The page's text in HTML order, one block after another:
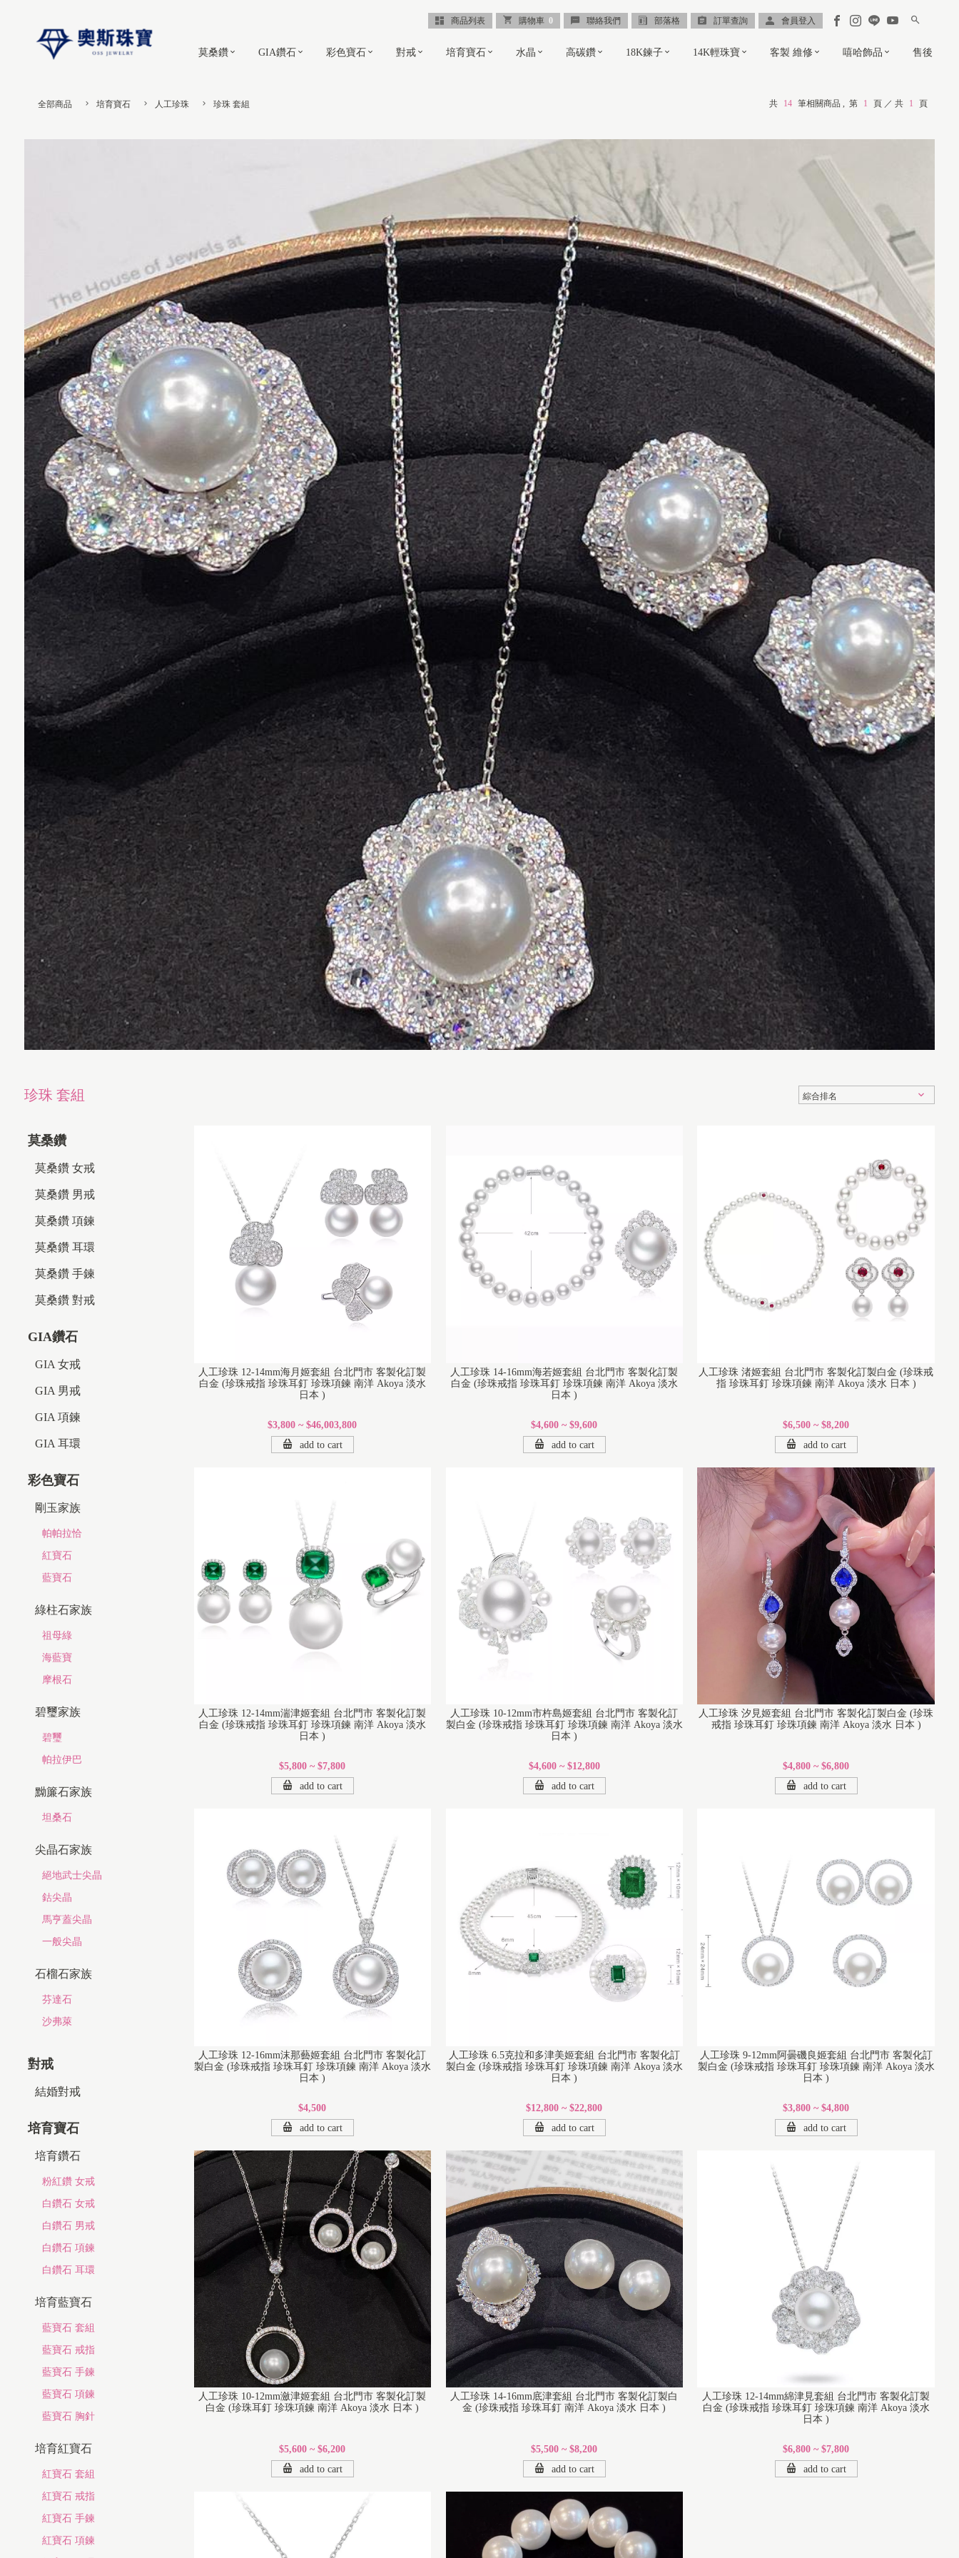
商品列表 購物車 0 聯絡我們 部落格 訂單查詢 會員登入
莫桑鑽 GIA鑽石 彩色寶石 對戒 培育寶石 水晶 高碳鑽 18K鍊子 14K輕珠寶 客製 維修 嘻哈飾品 售後
全部商品 培育寶石 人工珍珠 珍珠 套組 共 14 筆相關商品 , 第 1 頁 ／ 共 1 頁
珍珠 套組
莫桑鑽
莫桑鑽 女戒
莫桑鑽 男戒
莫桑鑽 項鍊
莫桑鑽 耳環
莫桑鑽 手鍊
莫桑鑽 對戒
GIA鑽石
GIA 女戒
GIA 男戒
GIA 項鍊
GIA 耳環
彩色寶石
剛玉家族
帕帕拉恰
紅寶石
藍寶石
綠柱石家族
祖母綠
海藍寶
摩根石
碧璽家族
碧璽
帕拉伊巴
黝簾石家族
坦桑石
尖晶石家族
絕地武士尖晶
鈷尖晶
馬亨蓋尖晶
一般尖晶
石榴石家族
芬達石
沙弗萊
對戒
結婚對戒
培育寶石
培育鑽石
粉紅鑽 女戒
白鑽石 女戒
白鑽石 男戒
白鑽石 項鍊
白鑽石 耳環
培育藍寶石
藍寶石 套組
藍寶石 戒指
藍寶石 手鍊
藍寶石 項鍊
藍寶石 胸針
培育紅寶石
紅寶石 套組
紅寶石 戒指
紅寶石 手鍊
紅寶石 項鍊
人工珍珠 12-14mm海月姬套組 台北門市 客製化訂製
白金 (珍珠戒指 珍珠耳釘 珍珠項鍊 南洋 Akoya 淡水
日本 )
$3,800 ~ $46,003,800
add to cart
人工珍珠 14-16mm海若姬套組 台北門市 客製化訂製
白金 (珍珠戒指 珍珠耳釘 珍珠項鍊 南洋 Akoya 淡水
日本 )
$4,600 ~ $9,600
add to cart
人工珍珠 渚姬套組 台北門市 客製化訂製白金 (珍珠戒
指 珍珠耳釘 珍珠項鍊 南洋 Akoya 淡水 日本 )
$6,500 ~ $8,200
add to cart
人工珍珠 12-14mm湍津姬套組 台北門市 客製化訂製
白金 (珍珠戒指 珍珠耳釘 珍珠項鍊 南洋 Akoya 淡水
日本 )
$5,800 ~ $7,800
add to cart
人工珍珠 10-12mm市杵島姬套組 台北門市 客製化訂
製白金 (珍珠戒指 珍珠耳釘 珍珠項鍊 南洋 Akoya 淡水
日本 )
$4,600 ~ $12,800
add to cart
人工珍珠 汐見姬套組 台北門市 客製化訂製白金 (珍珠
戒指 珍珠耳釘 珍珠項鍊 南洋 Akoya 淡水 日本 )
$4,800 ~ $6,800
add to cart
人工珍珠 12-16mm沫那藝姬套組 台北門市 客製化訂
製白金 (珍珠戒指 珍珠耳釘 珍珠項鍊 南洋 Akoya 淡水
日本 )
$4,500
add to cart
人工珍珠 6.5克拉和多津美姬套組 台北門市 客製化訂
製白金 (珍珠戒指 珍珠耳釘 珍珠項鍊 南洋 Akoya 淡水
日本 )
$12,800 ~ $22,800
add to cart
人工珍珠 9-12mm阿曇磯良姬套組 台北門市 客製化訂
製白金 (珍珠戒指 珍珠耳釘 珍珠項鍊 南洋 Akoya 淡水
日本 )
$3,800 ~ $4,800
add to cart
人工珍珠 10-12mm瀲津姬套組 台北門市 客製化訂製
白金 (珍珠耳釘 珍珠項鍊 南洋 Akoya 淡水 日本 )
$5,600 ~ $6,200
add to cart
人工珍珠 14-16mm底津套組 台北門市 客製化訂製白
金 (珍珠戒指 珍珠耳釘 南洋 Akoya 淡水 日本 )
$5,500 ~ $8,200
add to cart
人工珍珠 12-14mm綿津見套組 台北門市 客製化訂製
白金 (珍珠戒指 珍珠耳釘 珍珠項鍊 南洋 Akoya 淡水
日本 )
$6,800 ~ $7,800
add to cart